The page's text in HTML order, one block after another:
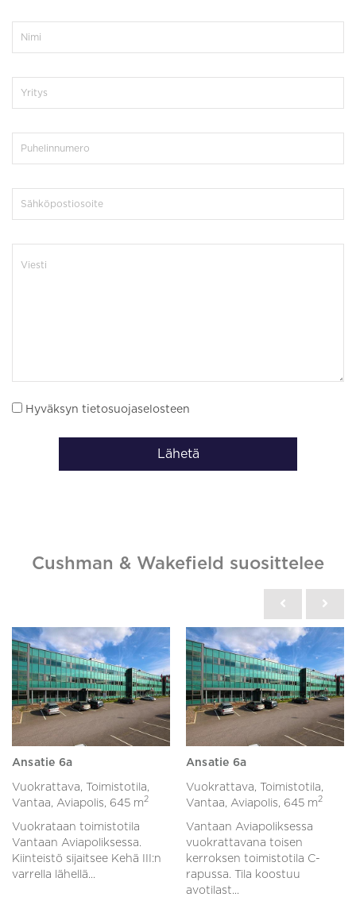
Hyväksyn tietosuojaselosteen
Lähetä
Cushman & Wakefield suosittelee
Ansatie 6a
Vuokrattava, Toimistotila,
Vantaa, Aviapolis, 645 m2
Vuokrataan toimistotila
Vantaan Aviapoliksessa.
Kiinteistö sijaitsee Kehä III:n
varrella lähellä...
Ansatie 6a
Vuokrattava, Toimistotila,
Vantaa, Aviapolis, 645 m2
Vantaan Aviapoliksessa
vuokrattavana toisen
kerroksen toimistotila C-
rapussa. Tila koostuu
avotilast...